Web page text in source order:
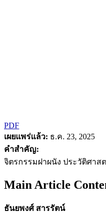
PDF
เผยแพร่แล้ว: ธ.ค. 23, 2025
คำสำคัญ:
จิตรกรรมฝาผนัง ประวัติศา
Main Article
ธันยพงศ์ สารรัตน์